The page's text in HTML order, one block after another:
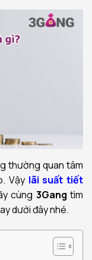
thường quan tâm
Vậy lãi suất tiết
cùng 3Gangtìm
dưới đây nhé.